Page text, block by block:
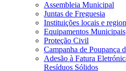
Assembleia Municipal
Juntas de Freguesia
Instituições locais e
Equipamentos Municipais
Proteção Civil
Campanha de Poupança
Adesão à Fatura
Resíduos Sólidos